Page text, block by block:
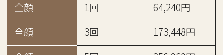
全顔 1回
64,240円
全顔
3回
173,448円